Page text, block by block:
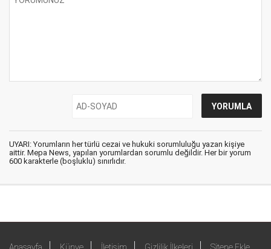
UYARI: Yorumların her türlü cezai ve hukuki sorumluluğu yazan kişiye
aittir. Mepa News, yapılan yorumlardan sorumlu değildir. Her bir yorum
600 karakterle (boşluklu) sınırlıdır.
Anasayfa Künye İletişim Gizlilik İlkeleri Sitene Ekle